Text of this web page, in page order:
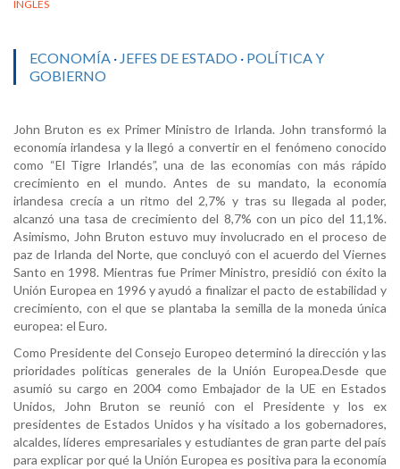
INGLÉS
ECONOMÍA · JEFES DE ESTADO · POLÍTICA Y
GOBIERNO
John Bruton es ex Primer Ministro de Irlanda. John transformó la
economía irlandesa y la llegó a convertir en el fenómeno conocido
como “El Tigre Irlandés”, una de las economías con más rápido
crecimiento en el mundo. Antes de su mandato, la economía
irlandesa crecía a un ritmo del 2,7% y tras su llegada al poder,
alcanzó una tasa de crecimiento del 8,7% con un pico del 11,1%.
Asimismo, John Bruton estuvo muy involucrado en el proceso de
paz de Irlanda del Norte, que concluyó con el acuerdo del Viernes
Santo en 1998. Mientras fue Primer Ministro, presidió con éxito la
Unión Europea en 1996 y ayudó a finalizar el pacto de estabilidad y
crecimiento, con el que se plantaba la semilla de la moneda única
europea: el Euro.
Como Presidente del Consejo Europeo determinó la dirección y las
prioridades políticas generales de la Unión Europea.Desde que
asumió su cargo en 2004 como Embajador de la UE en Estados
Unidos, John Bruton se reunió con el Presidente y los ex
presidentes de Estados Unidos y ha visitado a los gobernadores,
alcaldes, líderes empresariales y estudiantes de gran parte del país
para explicar por qué la Unión Europea es positiva para la economía